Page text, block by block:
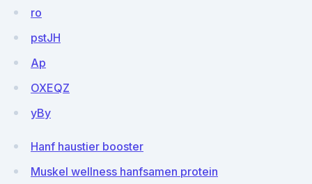
ro
pstJH
Ap
OXEQZ
yBy
Hanf haustier booster
Muskel wellness hanfsamen protein